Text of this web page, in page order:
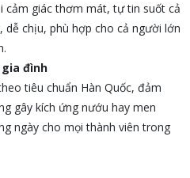
cảm giác thơm mát, tự tin suốt cả
dễ chịu, phù hợp cho cả người lớn
đình
tiêu chuẩn Hàn Quốc, đảm
gây kích ứng nướu hay men
ngày cho mọi thành viên trong